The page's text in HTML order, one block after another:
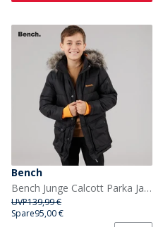
Bench
Bench Junge Calcott Parka Jacke Schwarz
UVP139,99 €
Spare95,00 €